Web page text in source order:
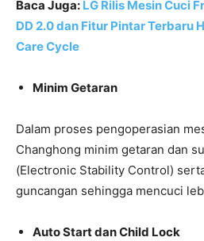
Baca Juga: LG Rilis Mesin Cuci
DD 2.0 dan Fitur Pintar Terbaru
Care Cycle
Minim Getaran
Dalam proses pengoperasian
Changhong minim getaran dan
(Electronic Stability Control)
guncangan sehingga mencuci
Auto Start dan Child Lock